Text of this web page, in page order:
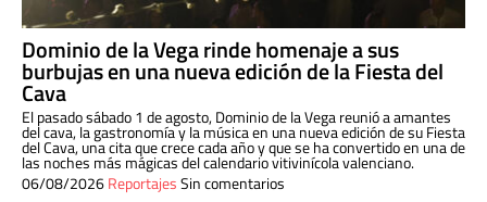
Dominio de la Vega rinde homenaje a sus
burbujas en una nueva edición de la Fiesta del
Cava
El pasado sábado 1 de agosto, Dominio de la Vega reunió a amantes
del cava, la gastronomía y la música en una nueva edición de su Fiesta
del Cava, una cita que crece cada año y que se ha convertido en una de
las noches más mágicas del calendario vitivinícola valenciano.
06/08/2026ReportajesSin comentarios